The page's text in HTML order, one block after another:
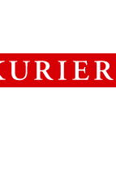
PolitikWirtschaft